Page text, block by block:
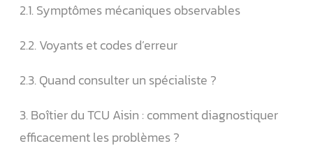
2.1. Symptômes mécaniques observables
2.2. Voyants et codes d’erreur
2.3. Quand consulter un spécialiste ?
3. Boîtier du TCU Aisin : comment diagnostiquer
efficacement les problèmes ?